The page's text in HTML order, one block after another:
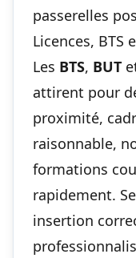
passerelles
Licences, BTS
Les BTS, BUT
attirent pour
proximité,
raisonnable,
formations
rapidement.
insertion